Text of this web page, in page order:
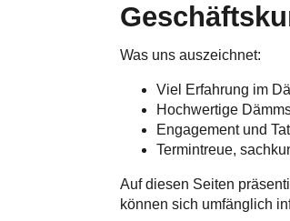
Was uns auszeichnet:
Viel Erfahrung im
Engagement und
Termintreue,
Auf diesen Seiten